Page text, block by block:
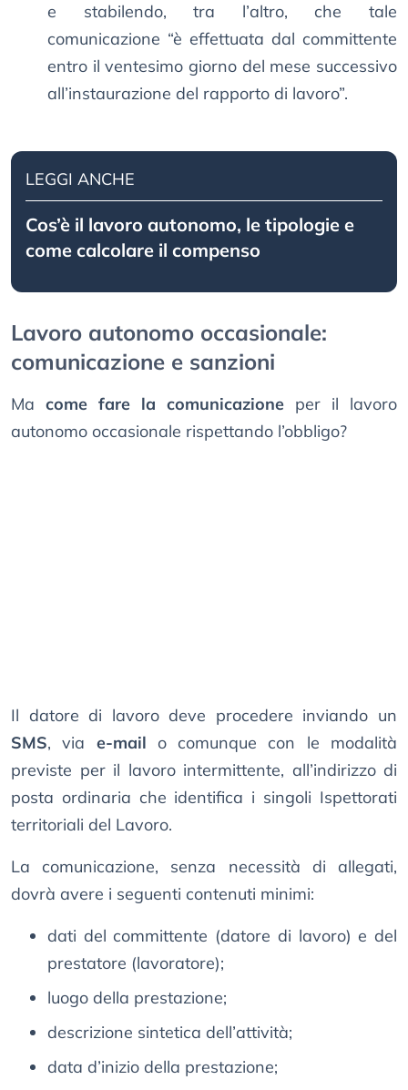
e stabilendo, tra l’altro, che tale
comunicazione “è effettuata dal committente
entro il ventesimo giorno del mese successivo
all’instaurazione del rapporto di lavoro”.
LEGGI ANCHE
Cos’è il lavoro autonomo, le tipologie e
come calcolare il compenso
Lavoro autonomo occasionale:
comunicazione e sanzioni
Ma come fare la comunicazione per il lavoro
autonomo occasionale rispettando l’obbligo?
Il datore di lavoro deve procedere inviando un
SMS, via e-mail o comunque con le modalità
previste per il lavoro intermittente, all’indirizzo di
posta ordinaria che identifica i singoli Ispettorati
territoriali del Lavoro.
La comunicazione, senza necessità di allegati,
dovrà avere i seguenti contenuti minimi:
dati del committente (datore di lavoro) e del
prestatore (lavoratore);
luogo della prestazione;
descrizione sintetica dell’attività;
data d’inizio della prestazione;